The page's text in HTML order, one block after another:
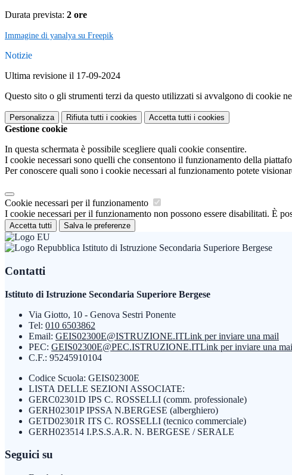
Durata prevista: 2 ore
Immagine di yanalya su Freepik
Notizie
Ultima revisione il 17-09-2024
Questo sito o gli strumenti terzi da questo utilizzati si avvalgono di cookie
Personalizza Rifiuta tutti i cookies Accetta tutti i cookies
Gestione cookie
In questa schermata è possibile scegliere quali cookie consentire.
I cookie necessari sono quelli che consentono il funzionamento della
Per conoscere quali sono i cookie necessari al funzionamento potete
Cookie necessari per il funzionamento
I cookie necessari per il funzionamento non possono essere disabilitati. È
Accetta tutti Salva le preferenze
Istituto di Istruzione Secondaria Superiore Bergese
Contatti
Istituto di Istruzione Secondaria Superiore Bergese
Via Giotto, 10 - Genova Sestri Ponente
Tel: 010 6503862
Email: GEIS02300E@ISTRUZIONE.ITLink per inviare una mail
PEC: GEIS02300E@PEC.ISTRUZIONE.ITLink per inviare una
C.F.: 95245910104
Codice Scuola: GEIS02300E
LISTA DELLE SEZIONI ASSOCIATE:
GERC02301D IPS C. ROSSELLI (comm. professionale)
GERH02301P IPSSA N.BERGESE (alberghiero)
GETD02301R ITS C. ROSSELLI (tecnico commerciale)
GERH023514 I.P.S.S.A.R. N. BERGESE / SERALE
Seguici su